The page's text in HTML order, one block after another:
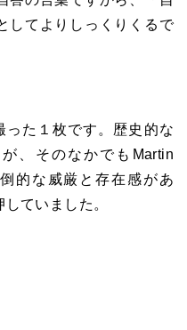
してよりしっくりくるで
た１枚です。歴史的な
、そのなかでもMartin
的な威厳と存在感があ
ていました。